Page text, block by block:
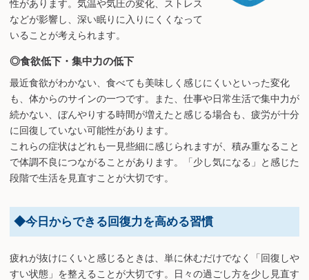
性があります。気温や気圧の変化、ストレス
などが影響し、深い眠りに入りにくくなって
いることが考えられます。
◎食欲低下・集中力の低下
最近食欲がわかない、食べても美味しく感じにくいといった変化
も、体からのサインの一つです。また、仕事や日常生活で集中力が
続かない、ぼんやりする時間が増えたと感じる場合も、疲労が十分
に回復していない可能性があります。
これらの症状はどれも一見些細に感じられますが、積み重なること
で体調不良につながることがあります。「少し気になる」と感じた
段階で生活を見直すことが大切です。
◆今日からできる回復力を高める習慣
疲れが抜けにくいと感じるときは、単に休むだけでなく「回復しや
すい状態」を整えることが大切です。日々の過ごし方を少し見直す